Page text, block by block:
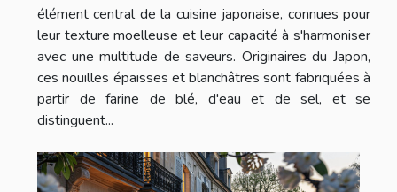
élément central de la cuisine japonaise, connues pour
leur texture moelleuse et leur capacité à s'harmoniser
avec une multitude de saveurs. Originaires du Japon,
ces nouilles épaisses et blanchâtres sont fabriquées à
partir de farine de blé, d'eau et de sel, et se
distinguent...